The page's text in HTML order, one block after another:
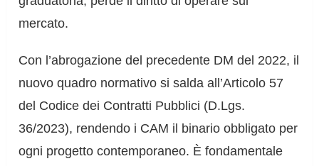
mercato.
Con l’abrogazione del precedente DM del 2022, il
nuovo quadro normativo si salda all’Articolo 57
del Codice dei Contratti Pubblici (D.Lgs.
36/2023), rendendo i CAM il binario obbligato per
ogni progetto contemporaneo. È fondamentale